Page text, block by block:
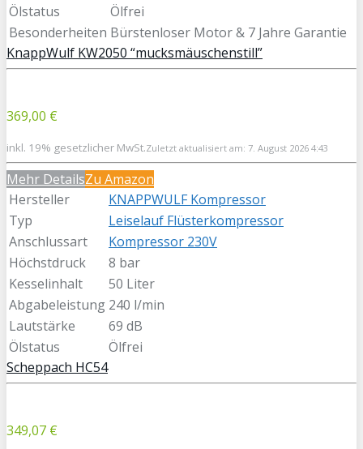
Ölstatus
Ölfrei
Besonderheiten Bürstenloser Motor & 7 Jahre Garantie
KnappWulf KW2050 “mucksmäuschenstill”
369,00 €
inkl. 19% gesetzlicher MwSt.Zuletzt aktualisiert am: 7. August 2026 4:43
Mehr DetailsZu Amazon
Hersteller
KNAPPWULF Kompressor
Typ
Leiselauf Flüsterkompressor
Anschlussart
Kompressor 230V
Höchstdruck
8 bar
Kesselinhalt
50 Liter
Abgabeleistung 240 l/min
Lautstärke
69 dB
Ölstatus
Ölfrei
Scheppach HC54
349,07 €